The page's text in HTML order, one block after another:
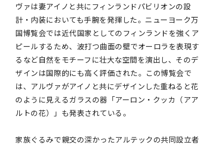
ヴァは妻アイノと共にフィンランドパビリオンの設
計・内装においても手腕を発揮した。ニューヨーク万
国博覧会では近代国家としてのフィンランドを強くア
ピールするため、波打つ曲面の壁でオーロラを表現す
るなど自然をモチーフに壮大な空間を演出し、そのデ
ザインは国際的にも高く評価された。この博覧会で
は、アルヴァがアイノと共にデザインした重ねると花
のように見えるガラスの器「アーロン・クッカ（アア
ルトの花）」も発表されている。
家族ぐるみで親交の深かったアルテックの共同設立者